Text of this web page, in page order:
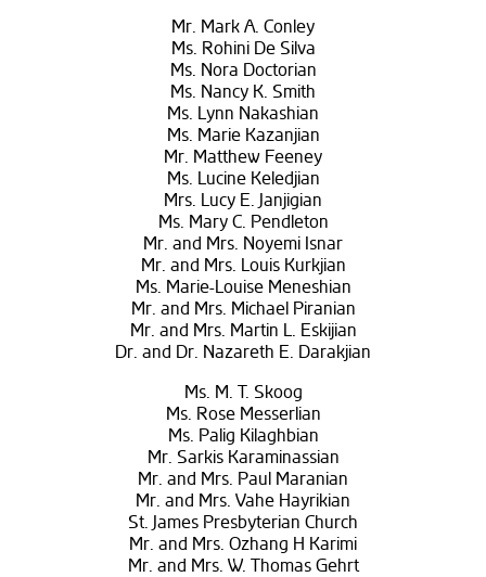
Mr. Mark A. Conley
Ms. Rohini De Silva
Ms. Nora Doctorian
Ms. Nancy K. Smith
Ms. Lynn Nakashian
Ms. Marie Kazanjian
Mr. Matthew Feeney
Ms. Lucine Keledjian
Mrs. Lucy E. Janjigian
Ms. Mary C. Pendleton
Mr. and Mrs. Noyemi Isnar
Mr. and Mrs. Louis Kurkjian
Ms. Marie-Louise Meneshian
Mr. and Mrs. Michael Piranian
Mr. and Mrs. Martin L. Eskijian
Dr. and Dr. Nazareth E. Darakjian
Ms. M. T. Skoog
Ms. Rose Messerlian
Ms. Palig Kilaghbian
Mr. Sarkis Karaminassian
Mr. and Mrs. Paul Maranian
Mr. and Mrs. Vahe Hayrikian
St. James Presbyterian Church
Mr. and Mrs. Ozhang H Karimi
Mr. and Mrs. W. Thomas Gehrt